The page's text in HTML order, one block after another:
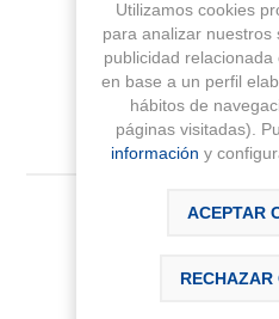
Sku:
137,64 €
AÑADIR
Utilizamos cookies
para analizar nuestros
publicidad
en base a un perfil
hábitos de
páginas visitadas).
información y
ACEPTAR
RECHAZAR